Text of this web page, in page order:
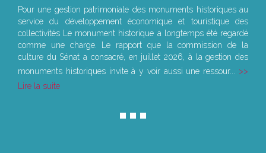
Pour une gestion patrimoniale des monuments historiques au
service du développement économique et touristique des
collectivités Le monument historique a longtemps été regardé
comme une charge. Le rapport que la commission de la
culture du Sénat a consacré, en juillet 2026, à la gestion des
monuments historiques invite à y voir aussi une ressour...
Lire la suite